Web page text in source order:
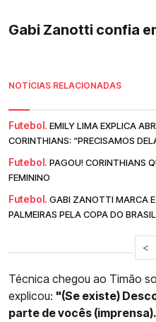
Gabi Zanotti confia
NOTÍCIAS RELACIONADAS
Futebol. EMILY LIMA EXPLICA
CORINTHIANS: “PRECISAMOS
Futebol. PAGOU! CORINTHIANS
FEMININO
Futebol. GABI ZANOTTI MARCA
PALMEIRAS PELA COPA DO BRASIL
<
Técnica chegou ao Timão
explicou: "(Se existe)
parte de vocês (imprensa).